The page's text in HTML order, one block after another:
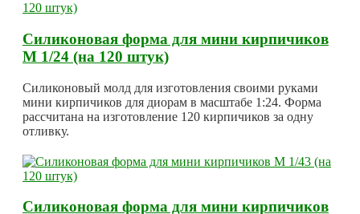
Силиконовая форма для мини кирпичиков
М 1/24 (на 120 штук)
Силиконовый молд для изготовления своими руками
мини кирпичиков для диорам в масштабе 1:24. Форма
рассчитана на изготовление 120 кирпичиков за одну
отливку.
Силиконовая форма для мини кирпичиков